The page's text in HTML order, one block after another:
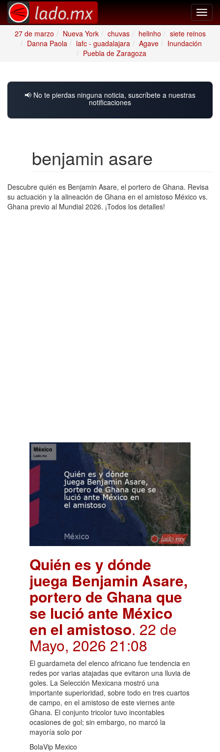
27 de marzo
Nueva York chuvas helinho
siete reinos
Danna Paola
lafc - guadalajara Agave
Inundación
Puebla de Zaragoza
📢 No te pierdas ninguna noticia, suscríbete a nuestras
notificaciones
benjamin asare
Descubre quién es Benjamin Asare, el portero de Ghana. Revisa
su actuación y la alineación de Ghana en el amistoso México vs.
Ghana previo al Mundial 2026. ¡Todos los detalles!
Quién es y dónde
juega Benjamin Asare,
portero de Ghana que
se lució ante México
en el amistoso. 22 de
Mayo, 2026 21:08
El guardameta del elenco africano fue tendencia en
redes por varias atajadas que evitaron una lluvia de
goles. La Selección Mexicana mostró una
importante superioridad, sobre todo en tres cuartos
de campo, en el amistoso de este viernes ante
Ghana. El conjunto tricolor tuvo incontables
ocasiones de gol; sin embargo, no marcó la
mayoría solo por
BolaVip Mexico